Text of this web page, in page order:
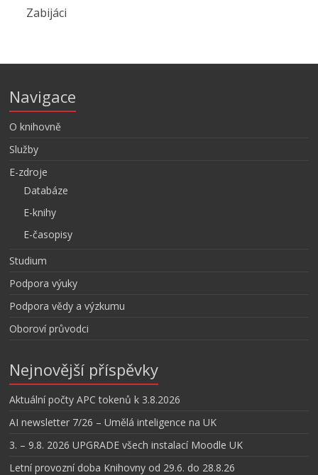
Zabijáci
Navigace
O knihovně
Služby
E-zdroje
Databáze
E-knihy
E-časopisy
Studium
Podpora výuky
Podpora vědy a výzkumu
Oboroví průvodci
Nejnovější příspěvky
Aktuální počty APC tokenů k 3.8.2026
AI newsletter 7/26 – Umělá inteligence na UK
3. – 9.8. 2026 UPGRADE všech instalací Moodle UK
Letní provozní doba Knihovny od 29.6. do 28.8.26